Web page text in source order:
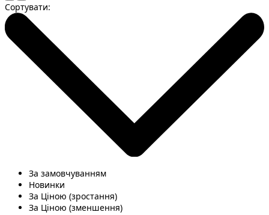
Сортувати:
За замовчуванням
Новинки
За Ціною (зростання)
За Ціною (зменшення)